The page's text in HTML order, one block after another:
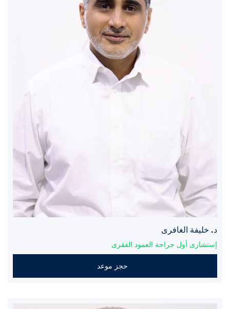
د. خليفة الغافرى
إستشارى أول جراحة العمود الفقرى
حجز موعد